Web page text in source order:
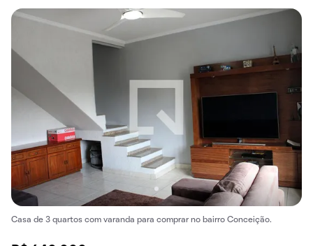
Casa de 3 quartos com varanda para comprar no bairro Conceição.